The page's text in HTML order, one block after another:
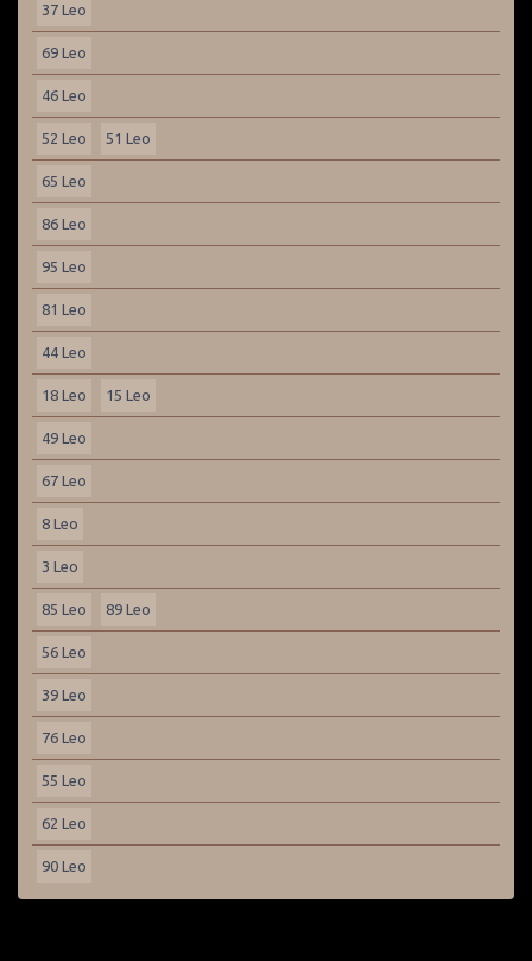
37 Leo
69 Leo
46 Leo
52 Leo 51 Leo
65 Leo
86 Leo
95 Leo
81 Leo
44 Leo
18 Leo 15 Leo
49 Leo
67 Leo
8 Leo
3 Leo
85 Leo 89 Leo
56 Leo
39 Leo
76 Leo
55 Leo
62 Leo
90 Leo